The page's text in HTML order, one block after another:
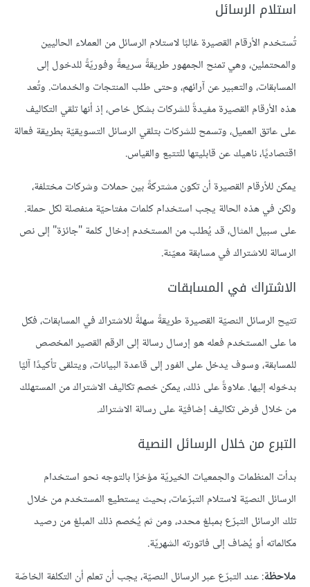
استلام الرسائل
تُستخدم الأرقام القصيرة غالبًا لاستلام الرسائل من العملاء الحاليين
والمحتملين، وهي تمنح الجمهور طريقةً سريعةً وفوريّةً للدخول إلى
المسابقات، والتعبير عن آرائهم، وحتى طلب المنتجات والخدمات. وتُعد
هذه الأرقام القصيرة مفيدةً للشركات بشكل خاص، إذ أنها تلقي التكاليف
على عاتق العميل، وتسمح للشركات بتلقي الرسائل التسويقيّة بطريقة فعالة
اقتصاديًا، ناهيك عن قابليتها للتتبع والقياس.
يمكن للأرقام القصيرة أن تكون مشتركةً بين حملات وشركات مختلفة،
ولكن في هذه الحالة يجب استخدام كلمات مفتاحيّة منفصلة لكل حملة.
على سبيل المثال، قد يُطلب من المستخدم إدخال كلمة "جائزة" إلى نص
الرسالة للاشتراك في مسابقة معيّنة.
الاشتراك في المسابقات
تتيح الرسائل النصيّة القصيرة طريقةً سهلةً للاشتراك في المسابقات، فكل
ما على المستخدم فعله هو إرسال رسالة إلى الرقم القصير المخصص
للمسابقة، وسوف يدخل على الفور إلى قاعدة البيانات، ويتلقى تأكيدًا آليًا
بدخوله إليها. علاوةً على ذلك، يمكن خصم تكاليف الاشتراك من المستهلك
من خلال فرض تكاليف إضافيّة على رسالة الاشتراك.
التبرع من خلال الرسائل النصية
بدأت المنظمات والجمعيات الخيريّة مؤخرًا بالتوجه نحو استخدام
الرسائل النصيّة لاستلام التبرّعات، بحيث يستطيع المستخدم من خلال
تلك الرسائل التبرّع بمبلغ محدد، ومن ثم يُخصم ذلك المبلغ من رصيد
مكالماته أو يُضاف إلى فاتورته الشهريّة.
ملاحظة: عند التبرّع عبر الرسائل النصيّة، يجب أن تعلم أن التكلفة الخاصّة